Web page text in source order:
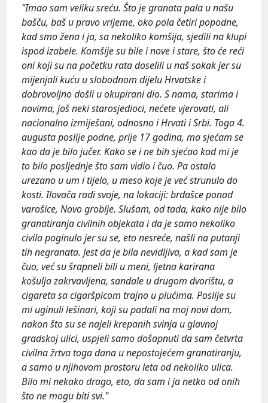
"Imao sam veliku sreću. Što je granata pala u našu
bašču, baš u pravo vrijeme, oko pola četiri popodne,
kad smo žena i ja, sa nekoliko komšija, sjedili na klupi
ispod izabele. Komšije su bile i nove i stare, što će reći
oni koji su na početku rata doselili u naš sokak jer su
mijenjali kuću u slobodnom dijelu Hrvatske i
dobrovoljno došli u okupirani dio. S nama, starima i
novima, još neki starosjedioci, nećete vjerovati, ali
nacionalno izmiješani, odnosno i Hrvati i Srbi. Toga 4.
augusta poslije podne, prije 17 godina, ma sjećam se
kao da je bilo jučer. Kako se i ne bih sjećao kad mi je
to bilo posljednje što sam vidio i čuo. Pa ostalo
urezano u um i tijelo, u meso koje je već strunulo do
kosti. Ilovača radi svoje, na lokaciji: brdašce ponad
varošice, Novo groblje. Slušam, od tada, kako nije bilo
granatiranja civilnih objekata i da je samo nekoliko
civila poginulo jer su se, eto nesreće, našli na putanji
tih negranata. Jest da je bila nevidljiva, a kad sam je
čuo, već su šrapneli bili u meni, ljetna karirana
košulja zakrvavljena, sandale u drugom dvorištu, a
cigareta sa cigaršpicom trajno u plućima. Poslije su
mi uginuli lešinari, koji su padali na moj novi dom,
nakon što su se najeli krepanih svinja u glavnoj
gradskoj ulici, uspjeli samo došapnuti da sam četvrta
civilna žrtva toga dana u nepostojećem granatiranju,
a samo u njihovom prostoru leta od nekoliko ulica.
Bilo mi nekako drago, eto, da sam i ja netko od onih
što ne mogu biti svi."